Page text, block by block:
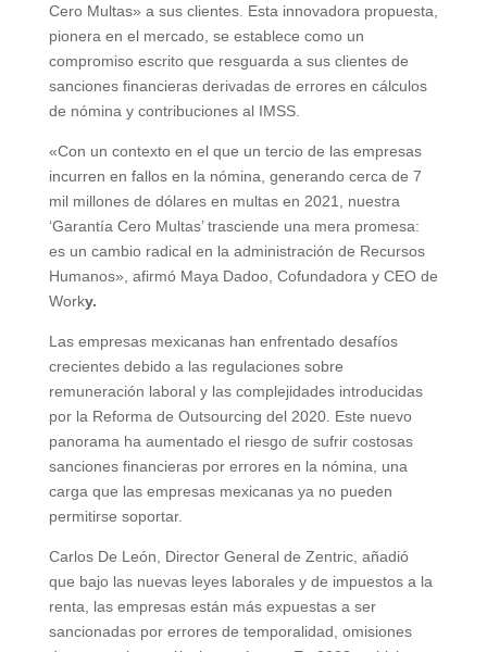
Cero Multas» a sus clientes. Esta innovadora propuesta,
pionera en el mercado, se establece como un
compromiso escrito que resguarda a sus clientes de
sanciones financieras derivadas de errores en cálculos
de nómina y contribuciones al IMSS.
«Con un contexto en el que un tercio de las empresas
incurren en fallos en la nómina, generando cerca de 7
mil millones de dólares en multas en 2021, nuestra
‘Garantía Cero Multas’ trasciende una mera promesa:
es un cambio radical en la administración de Recursos
Humanos», afirmó Maya Dadoo, Cofundadora y CEO de
Worky.
Las empresas mexicanas han enfrentado desafíos
crecientes debido a las regulaciones sobre
remuneración laboral y las complejidades introducidas
por la Reforma de Outsourcing del 2020. Este nuevo
panorama ha aumentado el riesgo de sufrir costosas
sanciones financieras por errores en la nómina, una
carga que las empresas mexicanas ya no pueden
permitirse soportar.
Carlos De León, Director General de Zentric, añadió
que bajo las nuevas leyes laborales y de impuestos a la
renta, las empresas están más expuestas a ser
sancionadas por errores de temporalidad, omisiones